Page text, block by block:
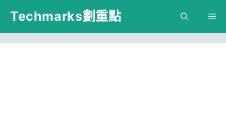
跳
主
Techmarks劃重點